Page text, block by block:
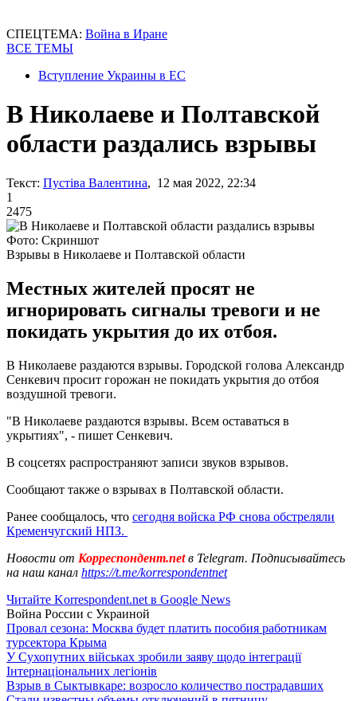
СПЕЦТЕМА: Война в Иране
ВСЕ ТЕМЫ
Вступление Украины в ЕС
В Николаеве и Полтавской
области раздались взрывы
Текст: Пустіва Валентина, 12 мая 2022, 22:34
1
2475
Фото: Скриншот
Взрывы в Николаеве и Полтавской области
Местных жителей просят не
игнорировать сигналы тревоги и не
покидать укрытия до их отбоя.
В Николаеве раздаются взрывы. Городской голова Александр
Сенкевич просит горожан не покидать укрытия до отбоя
воздушной тревоги.
"В Николаеве раздаются взрывы. Всем оставаться в
укрытиях", - пишет Сенкевич.
В соцсетях распространяют записи звуков взрывов.
Сообщают также о взрывах в Полтавской области.
Ранее сообщалось, что сегодня войска РФ снова обстреляли
Кременчугский НПЗ.
Новости от Корреспондент.netв Telegram. Подписывайтесь
на наш канал https://t.me/korrespondentnet
Читайте Korrespondent.net в Google News
Война России с Украиной
Провал сезона: Москва будет платить пособия работникам
турсектора Крыма
У Сухопутних військах зробили заяву щодо інтеграції
Інтернаціональних легіонів
Взрыв в Сыктывкаре: возросло количество пострадавших